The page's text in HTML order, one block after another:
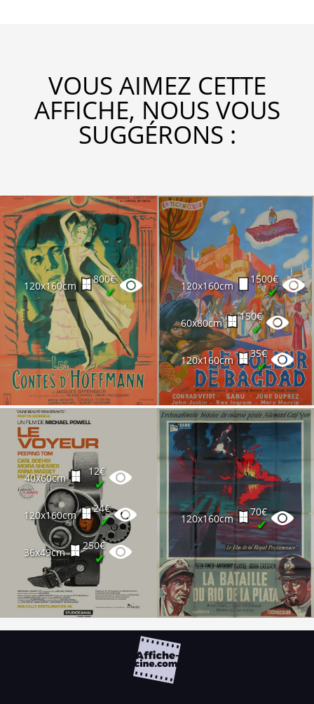
VOUS AIMEZ CETTE
AFFICHE, NOUS VOUS
SUGGÉRONS :
120x160cm
800€
✔ 120x160cm
1500€
✔
60x80cm
150€
✔
120x160cm
35€
✔
40x60cm
12€
✔
120x160cm
24€
✔
36x49cm
250€
✔
120x160cm
70€
✔